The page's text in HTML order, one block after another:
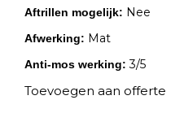
Aftrillen mogelijk: Nee
Afwerking: Mat
Anti-mos werking: 3/5
Toevoegen aan offerte